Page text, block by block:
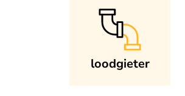
loodgieter